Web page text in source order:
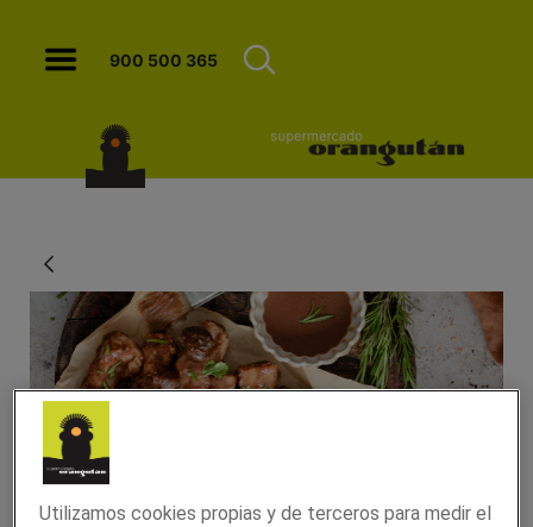
Costillas con castañas - Orangutan
900 500 365
Costillas con castañas
Utilizamos cookies propias y de terceros para medir el